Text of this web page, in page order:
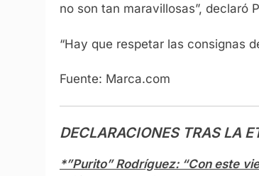
no son tan maravillosas”, declaró
“Hay que respetar las consignas
Fuente: Marca.com
DECLARACIONES TRAS LA
*”Purito” Rodríguez: “Con este